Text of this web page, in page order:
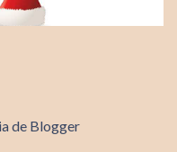
de Blogger